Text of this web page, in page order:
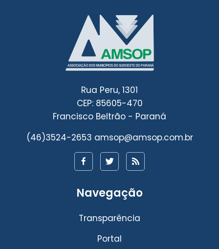
Rua Peru, 1301
CEP: 85605-470
Francisco Beltrão - Paraná
(46)3524-2653 amsop@amsop.com.br
Navegação
Transparência
Portal